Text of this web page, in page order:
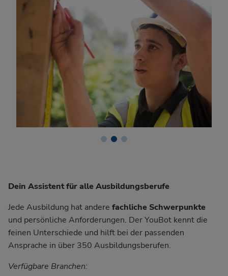
Dein Assistent für alle Ausbildungsberufe
Jede Ausbildung hat andere fachliche Schwerpunkte
und persönliche Anforderungen. Der YouBot kennt die
feinen Unterschiede und hilft bei der passenden
Ansprache in über 350 Ausbildungsberufen.
Verfügbare Branchen: